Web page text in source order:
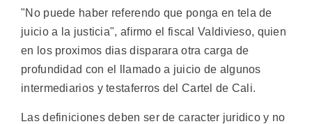
"No puede haber referendo que ponga en tela de
juicio a la justicia", afirmo el fiscal Valdivieso, quien
en los proximos dias disparara otra carga de
profundidad con el llamado a juicio de algunos
intermediarios y testaferros del Cartel de Cali.
Las definiciones deben ser de caracter juridico y no